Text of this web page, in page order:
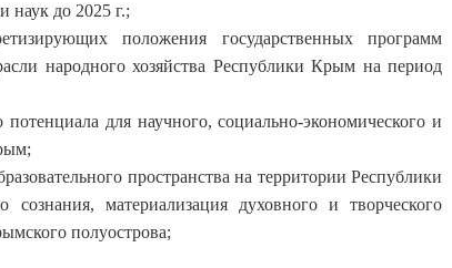
наук до 2025 г.;
положения государственных программ
народного хозяйства Республики Крым на период
для научного, социально-экономического и
пространства на территории Республики
материализация духовного и творческого
полуострова;